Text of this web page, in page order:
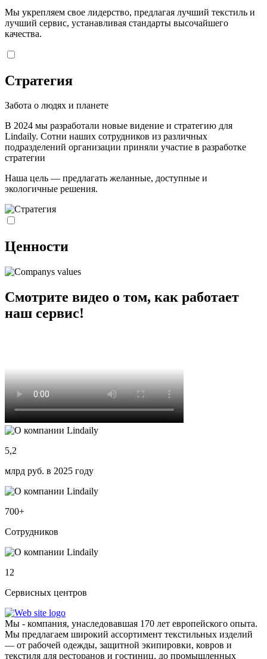
Мы укрепляем свое лидерство, предлагая лучший текстиль и
лучший сервис, устанавливая стандарты высочайшего
качества.
Стратегия
Забота о людях и планете
В 2024 мы разработали новые видение и стратегию для
Lindaily. Сотни наших сотрудников из различных
подразделений организации приняли участие в разработке
стратегии
Наша цель — предлагать желанные, доступные и
экологичные решения.
Ценности
Смотрите видео о том, как работает
наш сервис!
5,2
млрд руб. в 2025 году
700+
Сотрудников
12
Сервисных центров
Мы - компания, унаследовавшая 170 лет европейского опыта.
Мы предлагаем широкий ассортимент текстильных изделий
— от рабочей одежды, защитной экипировки, ковров и
текстиля для ресторанов и гостиниц, до промышленных